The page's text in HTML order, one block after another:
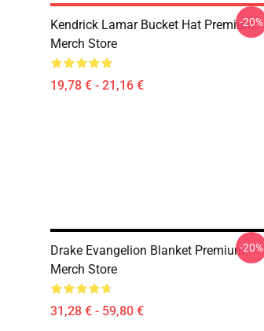
Kendrick Lamar Bucket Hat Premium
Merch Store
19,78 € - 21,16 €
-20%
Drake Evangelion Blanket Premium
Merch Store
31,28 € - 59,80 €
-20%